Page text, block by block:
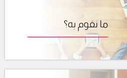
ما نقوم به؟